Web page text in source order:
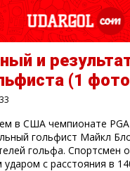
и
(1
в США чемпионате PGA
гольфист Майкл
гольфа. Спортсмен
с расстояния в